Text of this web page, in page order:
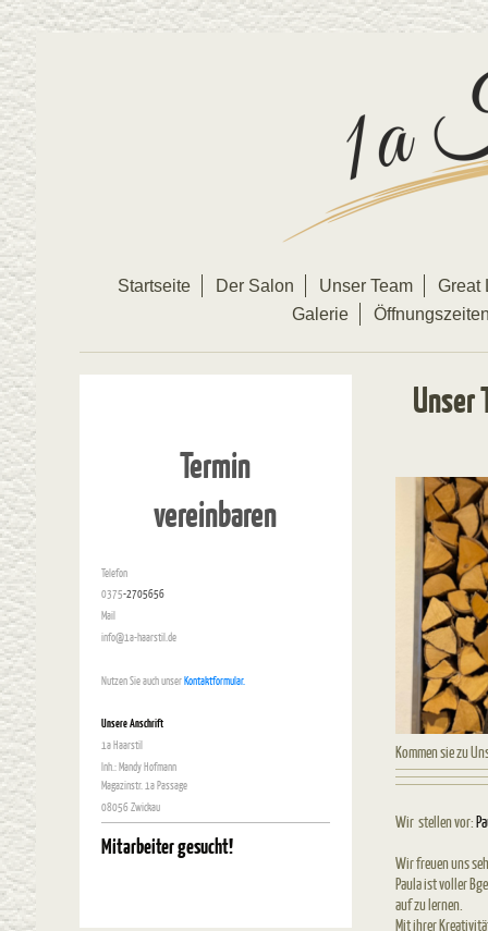
Startseite Der Salon Unser Team
Great
Galerie
Unser
Kommen sie zu
Wir stellen vor:
Wir freuen uns
Paula ist voller
auf zu lernen.
Mit ihrer
Termin
vereinbaren
Telefon
0375-2705656
Mail
info@1a-haarstil.de
Nutzen Sie auch unserKontaktformular.
Unsere Anschrift
1a Haarstil
Inh.: Mandy Hofmann
Magazinstr. 1a Passage
08056 Zwickau
Mitarbeiter gesucht!